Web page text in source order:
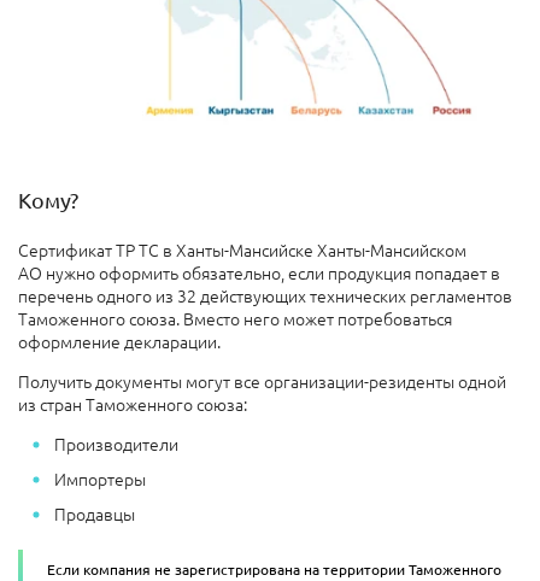
Кому?
Сертификат ТР ТС в Ханты-Мансийске Ханты-Мансийском
АО нужно оформить обязательно, если продукция попадает в
перечень одного из 32 действующих технических регламентов
Таможенного союза. Вместо него может потребоваться
оформление декларации.
Получить документы могут все организации-резиденты одной
из стран Таможенного союза:
Производители
Импортеры
Продавцы
Если компания не зарегистрирована на территории Таможенного